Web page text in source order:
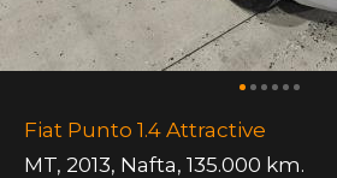
Fiat Punto 1.4 Attractive
MT, 2013, Nafta, 135.000 km.